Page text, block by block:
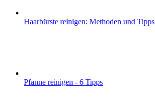
Haarbürste reinigen: Methoden und Tipps
Pfanne reinigen - 6 Tipps